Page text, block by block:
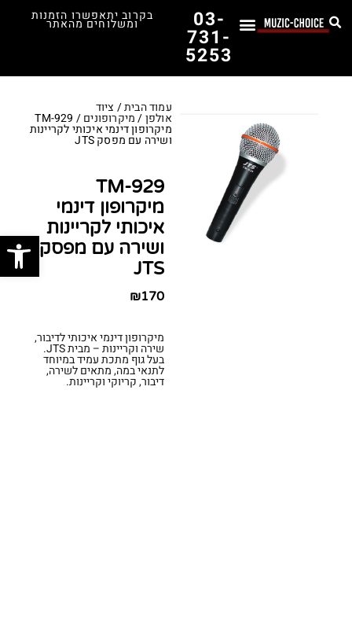
03-
731-
5253
בקרוב יתאפשרו הזמנות
ומשלוחים מהאתר
עמוד הבית/ ציוד
אולפן/מיקרופונים / TM-929
מיקרופון דינמי איכותי לקריינות
ושירה עם מפסק JTS
TM-929
מיקרופון דינמי
איכותי לקריינות
ושירה עם מפסק
JTS
₪170
מיקרופון דינמי איכותי לדיבור,
שירה וקריינות – מבית JTS.
בעל גוף מתכת עמיד במיוחד
לתנאי במה, מתאים לשירה,
דיבור, קריוקי וקריינות.
פתח